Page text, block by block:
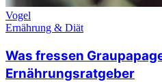
Vogel
Ernährung & Diät
Was fressen
Ernährungsratgeber